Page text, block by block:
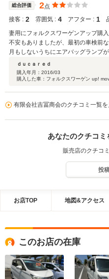
総合評価 2点
接客 : 2 雰囲気 : 4 アフター : 1
妻用にフォルクスワーゲンアップ購
不安もありましたが、最初の車検前
月もしないうちにエアバッグランプ
ー、あのモデルはすぐランプが点く
ルクスワーゲン３台目なので知って
いとわからない筈ですが。。。持ち
ｄｕｃａｒｅｄ
購入年月： 2016/03
購入した車：フォルクスワーゲン up!
有限会社吉冨商会のクチコミ一覧
あなたのクチコミ
販売店のクチコ
投
お店TOP 地図&アクセス
このお店の在庫